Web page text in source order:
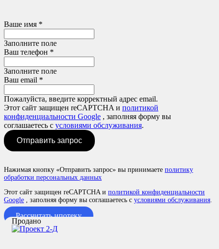
Ваше имя *
Заполните поле
Ваш телефон *
Заполните поле
Ваш email *
Пожалуйста, введите корректный адрес email.
Этот сайт защищен reCAPTCHA и политикой
конфиденциальности Google , заполняя форму вы
соглашаетесь с условиями обслуживания.
Отправить запрос
Нажимая кнопку «Отправить запрос» вы принимаете политику
обработки персональных данных
Этот сайт защищен reCAPTCHA и политикой конфиденциальности
Google , заполняя форму вы соглашаетесь с условиями обслуживания.
Рассчитать ипотеку
Продано